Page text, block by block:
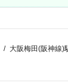
/ 大阪梅田(阪神線)